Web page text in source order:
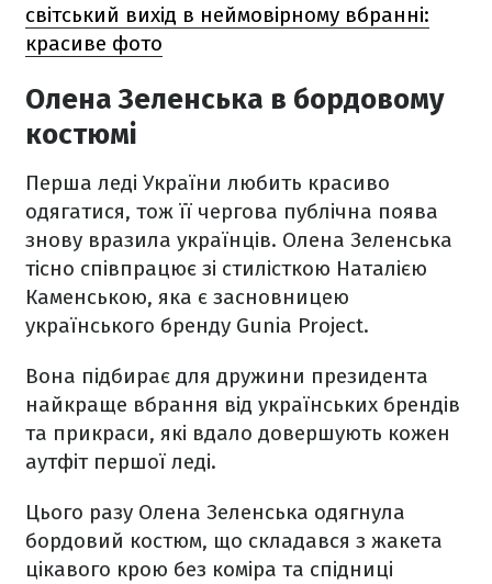
світський вихід в неймовірному вбранні:
красиве фото
Олена Зеленська в бордовому
костюмі
Перша леді України любить красиво
одягатися, тож її чергова публічна поява
знову вразила українців. Олена Зеленська
тісно співпрацює зі стилісткою Наталією
Каменською, яка є засновницею
українського бренду Gunia Project.
Вона підбирає для дружини президента
найкраще вбрання від українських брендів
та прикраси, які вдало довершують кожен
аутфіт першої леді.
Цього разу Олена Зеленська одягнула
бордовий костюм, що складався з жакета
цікавого крою без коміра та спідниці